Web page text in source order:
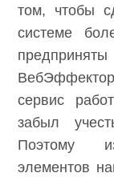
том, чтобы
системе
сервис
забыл
Поэтому
элементов